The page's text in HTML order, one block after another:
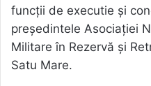
funcții de executie și
președintele Asociației
Militare în Rezervă și
Satu Mare.